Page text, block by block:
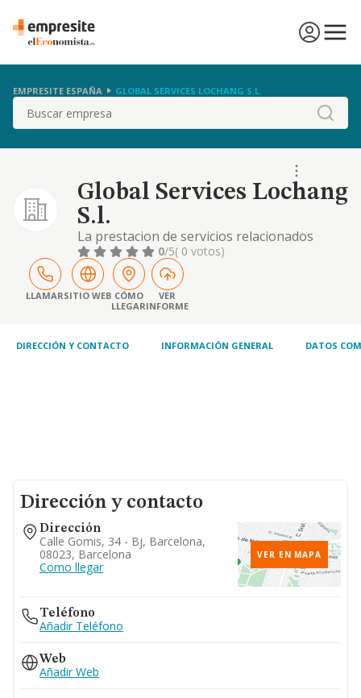
EMPRESITE ESPAÑA GLOBAL SERVICES LOCHANG S.L.
Buscar
Global Services Lochang
S.l.
La prestacion de servicios relacionados
directa o indirectamente con la seguridad
privada, la vigilancia privada, la custodia de
personas, bienes y mercaderias en transito,
custodia y seguridad de fincas, etc
0/5( 0 votos)
LLAMARSITIO WEB CÓMO
LLEGAR
VER
INFORME
DIRECCIÓN Y CONTACTO INFORMACIÓN GENERAL DATOS
Dirección y contacto
Dirección
Calle Gomis, 34 - Bj, Barcelona,
08023, Barcelona
Como llegar
VER EN MAPA
Teléfono
Añadir Teléfono
Web
Añadir Web